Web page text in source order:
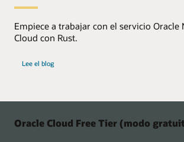
Empiece a trabajar con el servicio Oracle
Cloud con Rust.
Lee el blog
Oracle Cloud Free Tier (modo